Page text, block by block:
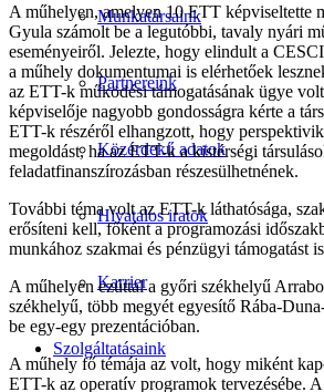
Munkatársaink
Partnereink
Közérdekű adatok
Hivatalos iratok
Karrier
Szolgáltatásaink
A műhelyen, amelyen 10 ETT képviseltette
Gyula számolt be a legutóbbi, tavaly nyári
eseményeiről. Jelezte, hogy elindult a
a műhely dokumentumai is elérhetőek
az ETT-k működési támogatásának ügye
képviselője nagyobb gondosságra kérte a
ETT-k részéről elhangzott, hogy
megoldást, ha az ETT-k a kistérségi
feladatfinanszírozásban részesülhetnének.
További téma volt az ETT-k láthatósága,
erősíteni kell, főként a programozási
munkához szakmai és pénzügyi támogatást
A műhelyen ezúttal a győri székhelyű
székhelyű, több megyét egyesítő Rába-
be egy-egy prezentációban.
A műhely fő témája az volt, hogy miként
ETT-k az operatív programok tervezésébe.